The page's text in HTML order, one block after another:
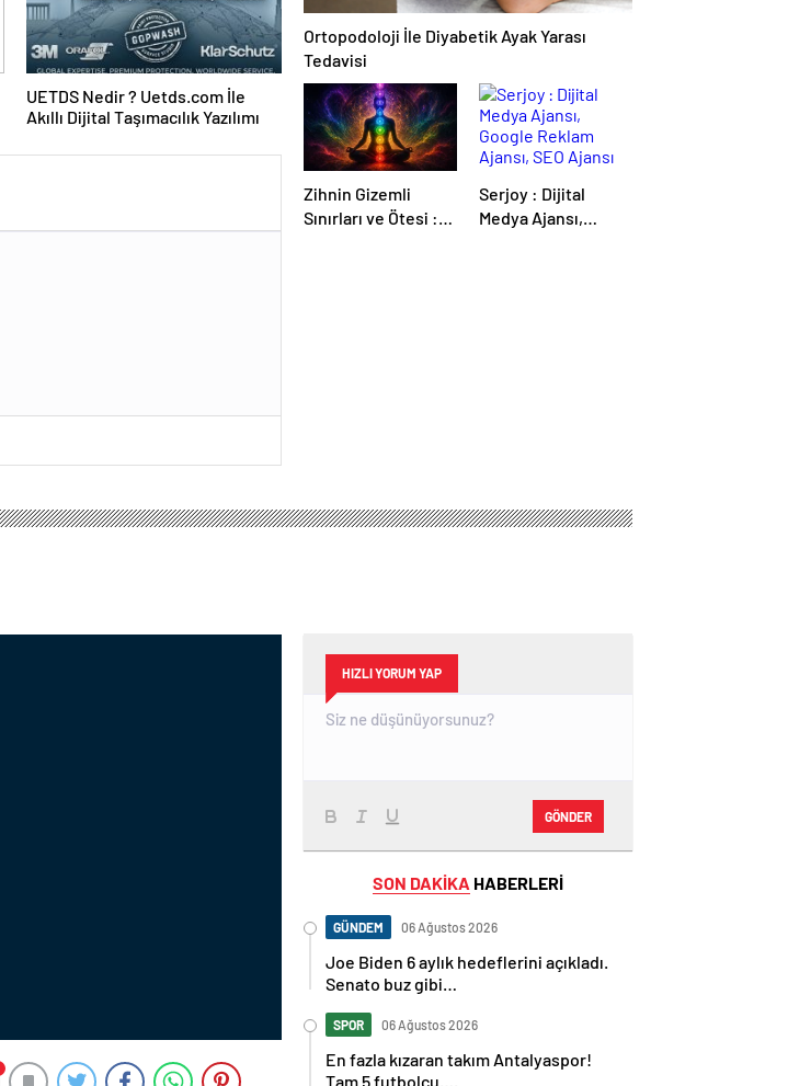
UETDS Nedir ? Uetds.com İle
Akıllı Dijital Taşımacılık Yazılımı
Ortopodoloji İle Diyabetik Ayak Yarası
Tedavisi
Zihnin Gizemli
Sınırları ve Ötesi :
Serjoy : Dijital
Medya Ajansı,
HIZLI YORUM YAP
GÖNDER
SON DAKİKA HABERLERİ
GÜNDEM 06 Ağustos 2026
Joe Biden 6 aylık hedeflerini açıkladı.
Senato buz gibi…
SPOR 06 Ağustos 2026
En fazla kızaran takım Antalyaspor!
Tam 5 futbolcu….